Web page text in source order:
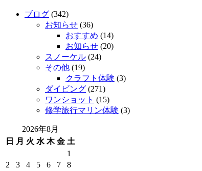
ブログ (342)
お知らせ (36)
おすすめ (14)
お知らせ (20)
スノーケル (24)
その他 (19)
クラフト体験 (3)
ダイビング (271)
ワンショット (15)
修学旅行マリン体験 (3)
2026年8月
日
月 火 水 木 金 土
1
2
3 4 5 6 7
8